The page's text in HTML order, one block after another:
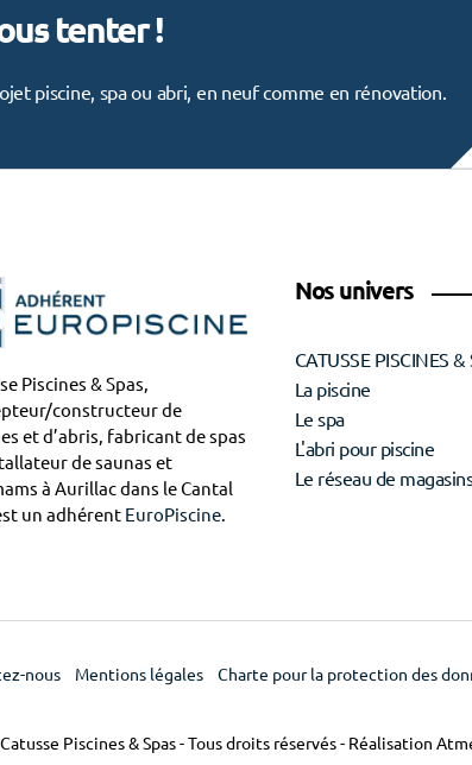
tenter !
piscine, spa ou abri, en neuf comme en rénovation.
Piscines & Spas,
constructeur de
et d’abris, fabricant de spas
de saunas et
à Aurillac dans le Cantal
un adhérent EuroPiscine.
Nos univers
CATUSSE PISCINES &
La piscine
Le spa
L'abri pour piscine
Le réseau de
nous Mentions légales Charte pour la protection des
Piscines & Spas - Tous droits réservés - Réalisation